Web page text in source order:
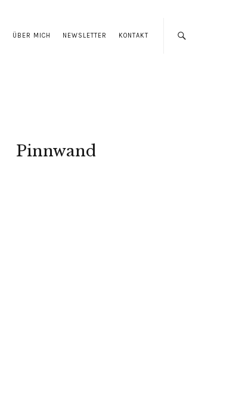
ÜBER MICH NEWSLETTER KONTAKT
Pinnwand